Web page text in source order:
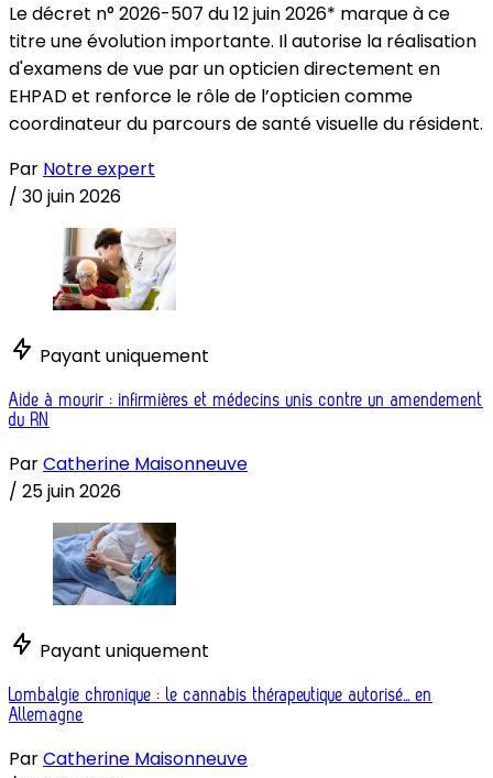
Le décret n° 2026-507 du 12 juin 2026* marque à ce
titre une évolution importante. Il autorise la réalisation
d'examens de vue par un opticien directement en
EHPAD et renforce le rôle de l’opticien comme
coordinateur du parcours de santé visuelle du résident.
Par Notre expert
/ 30 juin 2026
Payant uniquement
Aide à mourir : infirmières et médecins unis contre un amendement
du RN
ParCatherine Maisonneuve
/ 25 juin 2026
Payant uniquement
Lombalgie chronique : le cannabis thérapeutique autorisé... en
Allemagne
ParCatherine Maisonneuve